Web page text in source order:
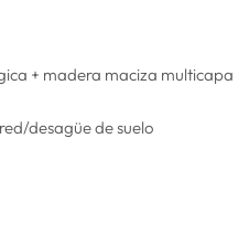
+ madera maciza multicapa
desagüe de suelo